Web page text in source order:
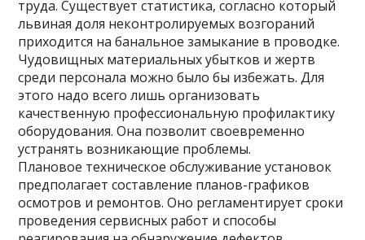
труда. Существует статистика, согласно который
львиная доля неконтролируемых возгораний
приходится на банальное замыкание в проводке.
Чудовищных материальных убытков и жертв
среди персонала можно было бы избежать. Для
этого надо всего лишь организовать
качественную профессиональную профилактику
оборудования. Она позволит своевременно
устранять возникающие проблемы.
Плановое техническое обслуживание установок
предполагает составление планов-графиков
осмотров и ремонтов. Оно регламентирует сроки
проведения сервисных работ и способы